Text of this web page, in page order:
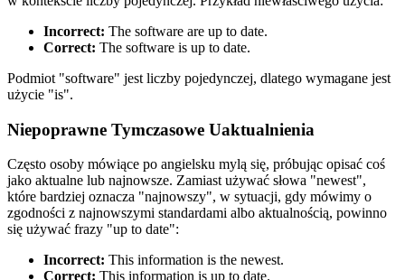
Incorrect: The software are up to date.
Correct: The software is up to date.
Podmiot "software" jest liczby pojedynczej, dlatego wymagane jest
użycie "is".
Niepoprawne Tymczasowe Uaktualnienia
Często osoby mówiące po angielsku mylą się, próbując opisać coś
jako aktualne lub najnowsze. Zamiast używać słowa "newest",
które bardziej oznacza "najnowszy", w sytuacji, gdy mówimy o
zgodności z najnowszymi standardami albo aktualnością, powinno
się używać frazy "up to date":
Incorrect: This information is the newest.
Correct: This information is up to date.